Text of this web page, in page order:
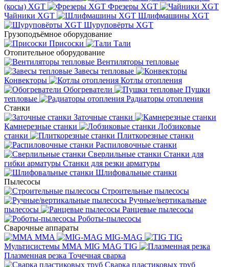
(косы) XGT
Фрезеры XGT
Чайники XGT
Шлифмашины XGT
Шуруповёрты XGT
Грузоподъёмное оборудование
Присоски
Тали
Отопительное оборудование
Вентиляторы тепловые
Завесы тепловые
Конвекторы
Котлы отопления
Обогреватели
Пушки
тепловые
Радиаторы отопления
Станки
Заточные станки
Камнерезные станки
Лобзиковые
станки
Плиткорезные станки
Распиловочные станки
Сверлильные станки Станки для
гибки арматуры Станки для резки арматуры
Шлифовальные станки
Пылесосы
Строительные пылесосы
Ручные/вертикальные
пылесосы
Ранцевые пылесосы
Роботы-пылесосы
Сварочные аппараты
MMA
MIG-MAG
TIG
Мультисистемы ММА MIG MAG TIG
Плазменная резка Точечная сварка
Cварка пластиковых труб